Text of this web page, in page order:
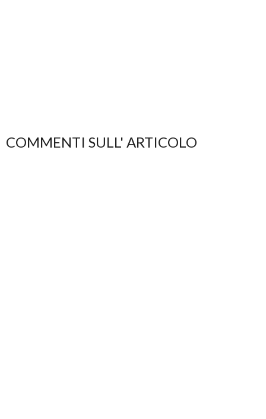
COMMENTI SULL' ARTICOLO